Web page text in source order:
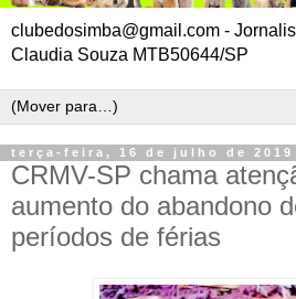
clubedosimba@gmail.com -
Claudia Souza MTB50644/SP
terça-feira, 16 de julho de 2019
CRMV-SP chama
aumento do abandono
períodos de férias